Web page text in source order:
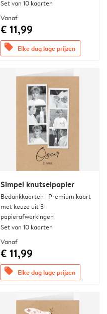
Set van 10 kaarten
Vanaf
€ 11,99
offers Elke dag lage prijzen
Simpel knutselpapier
Bedankkaarten | Premium kaart
met keuze uit 3
papierafwerkingen
Set van 10 kaarten
Vanaf
€ 11,99
offers Elke dag lage prijzen